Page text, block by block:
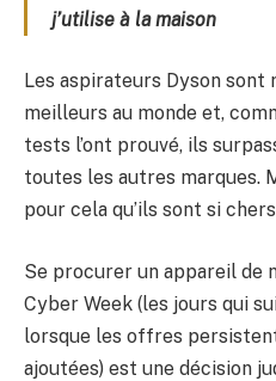
j’utilise à la maison
Les aspirateurs Dyson sont
meilleurs au monde et,
tests l’ont prouvé, ils
toutes les autres marques.
pour cela qu’ils sont si
Se procurer un appareil de
Cyber ​​Week (les jours qui
lorsque les offres
ajoutées) est une décision